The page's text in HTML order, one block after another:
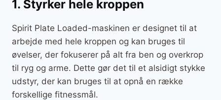
1. Styrker hele kroppen
Spirit Plate Loaded-maskinen er designet til at
arbejde med hele kroppen og kan bruges til
øvelser, der fokuserer på alt fra ben og overkrop
til ryg og arme. Dette gør det til et alsidigt stykke
udstyr, der kan bruges til at opnå en række
forskellige fitnessmål.